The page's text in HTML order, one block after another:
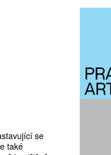
se
také